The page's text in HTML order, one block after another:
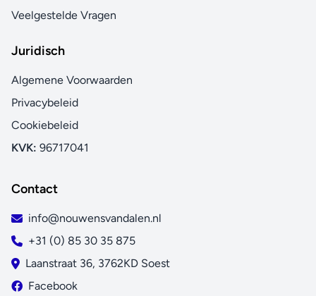
Veelgestelde Vragen
Juridisch
Algemene Voorwaarden
Privacybeleid
Cookiebeleid
KVK: 96717041
Contact
info@nouwensvandalen.nl
+31 (0) 85 30 35 875
Laanstraat 36, 3762KD Soest
Facebook